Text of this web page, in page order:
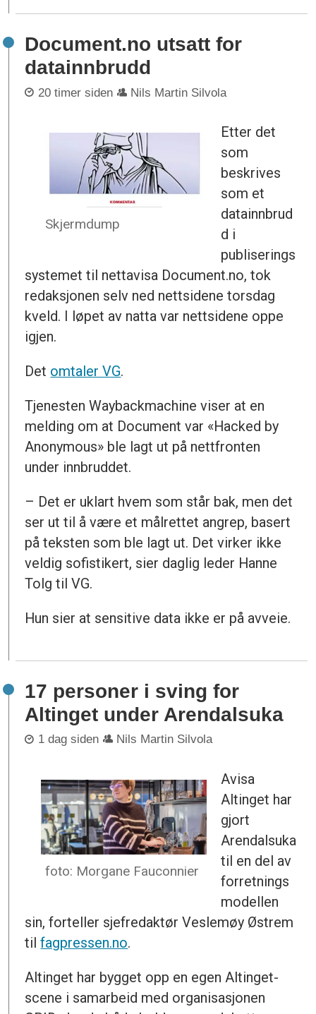
Document.no utsatt for
datainnbrudd
20 timer siden Nils Martin Silvola
Skjermdump
Etter det
som
beskrives
som et
datainnbrud
d i
publiserings
systemet til nettavisa Document.no, tok
redaksjonen selv ned nettsidene torsdag
kveld. I løpet av natta var nettsidene oppe
igjen.
Det omtaler VG.
Tjenesten Waybackmachine viser at en
melding om at Document var «Hacked by
Anonymous» ble lagt ut på nettfronten
under innbruddet.
– Det er uklart hvem som står bak, men det
ser ut til å være et målrettet angrep, basert
på teksten som ble lagt ut. Det virker ikke
veldig sofistikert, sier daglig leder Hanne
Tolg til VG.
Hun sier at sensitive data ikke er på avveie.
17 personer i sving for
Altinget under Arendalsuka
1 dag siden Nils Martin Silvola
foto: Morgane Fauconnier
Avisa
Altinget har
gjort
Arendalsuka
til en del av
forretnings
modellen
sin, forteller sjefredaktør Veslemøy Østrem
tilfagpressen.no.
Altinget har bygget opp en egen Altinget-
scene i samarbeid med organisasjonen